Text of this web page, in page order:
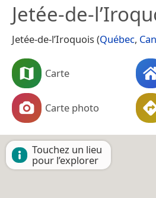
Jetée-de-
Jetée-de-l’Iroquois (Québec,
Carte
Carte photo
Touchez un lieu
pour l’explorer